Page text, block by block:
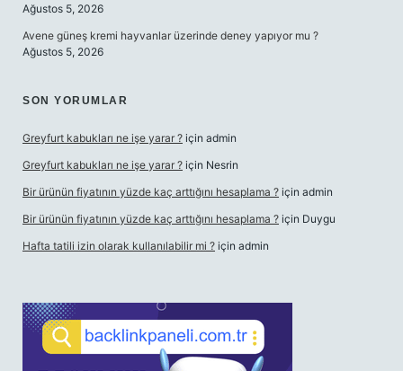
Ağustos 5, 2026
Avene güneş kremi hayvanlar üzerinde deney yapıyor mu ?
Ağustos 5, 2026
SON YORUMLAR
Greyfurt kabukları ne işe yarar ? için admin
Greyfurt kabukları ne işe yarar ? için Nesrin
Bir ürünün fiyatının yüzde kaç arttığını hesaplama ? için admin
Bir ürünün fiyatının yüzde kaç arttığını hesaplama ? için Duygu
Hafta tatili izin olarak kullanılabilir mi ? için admin